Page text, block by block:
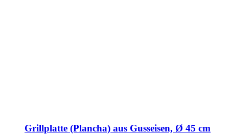
Grillplatte (Plancha) aus Gusseisen, Ø 45 cm